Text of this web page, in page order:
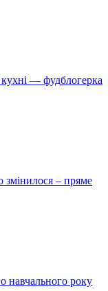
— фудблогерка
змінилося – пряме
навчального року